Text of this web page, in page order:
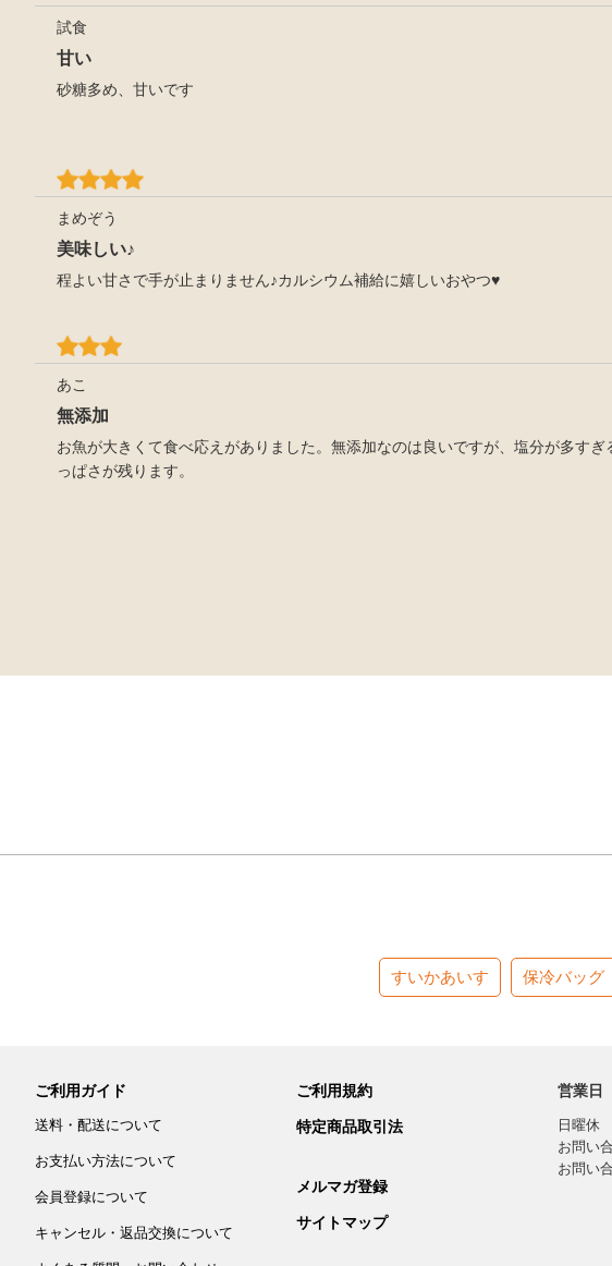
試食
甘い
砂糖多め、甘いです
まめぞう
美味しい♪
程よい甘さで手が止まりません♪カルシウム補給に嬉しいおやつ♥
あこ
無添加
お魚が大きくて食べ応えがありました。無添加なのは良いですが、塩分が多すぎ
っぱさが残ります。
すいかあいす 保冷バッグ
ご利用ガイド
送料・配送について
お支払い方法について
会員登録について
キャンセル・返品交換について
ご利用規約
特定商品取引法
メルマガ登録
サイトマップ
営業日
日曜休
お問い
お問い